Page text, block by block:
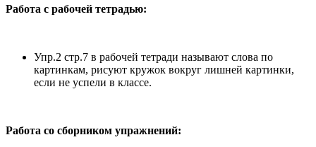
Работа с рабочей тетрадью:
Упр.2 стр.7 в рабочей тетради называют слова по
картинкам, рисуют кружок вокруг лишней картинки,
если не успели в классе.
Работа со сборником упражнений: